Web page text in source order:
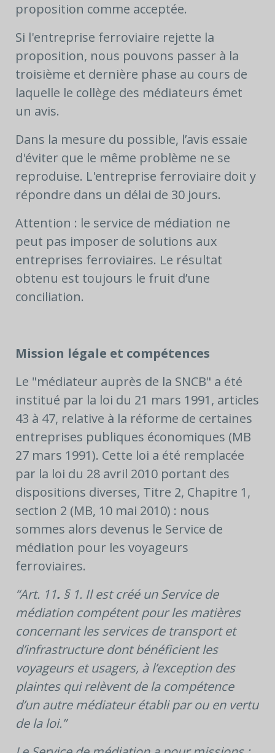
proposition comme acceptée.
Si l'entreprise ferroviaire rejette la
proposition, nous pouvons passer à la
troisième et dernière phase au cours de
laquelle le collège des médiateurs émet
un avis.
Dans la mesure du possible, l’avis essaie
d'éviter que le même problème ne se
reproduise. L'entreprise ferroviaire doit y
répondre dans un délai de 30 jours.
Attention : le service de médiation ne
peut pas imposer de solutions aux
entreprises ferroviaires. Le résultat
obtenu est toujours le fruit d’une
conciliation.
Mission légale et compétences
Le "médiateur auprès de la SNCB" a été
institué par la loi du 21 mars 1991, articles
43 à 47, relative à la réforme de certaines
entreprises publiques économiques (MB
27 mars 1991). Cette loi a été remplacée
par la loi du 28 avril 2010 portant des
dispositions diverses, Titre 2, Chapitre 1,
section 2 (MB, 10 mai 2010) : nous
sommes alors devenus le Service de
médiation pour les voyageurs
ferroviaires.
“Art. 11. § 1. Il est créé un Service de
médiation compétent pour les matières
concernant les services de transport et
d’infrastructure dont bénéficient les
voyageurs et usagers, à l’exception des
plaintes qui relèvent de la compétence
d’un autre médiateur établi par ou en vertu
de la loi.”